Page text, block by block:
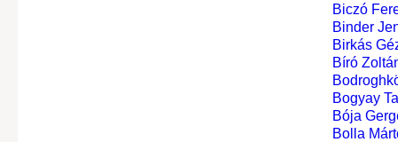
Biczó
Binder
Birkás
Bíró
Bogyay
Bója
Bolla